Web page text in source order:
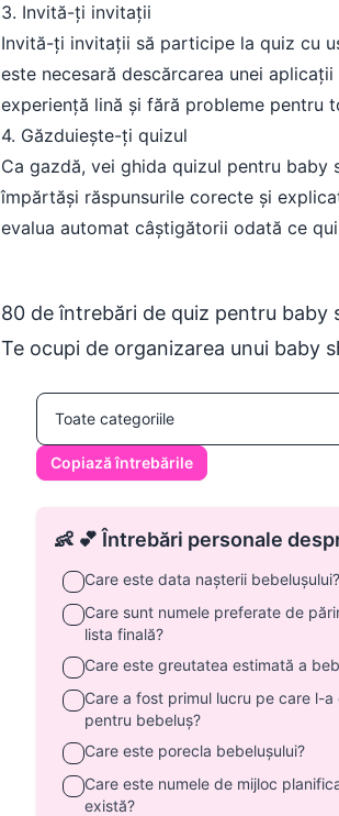
3. Invită-ți invitații
Invită-ți invitații să participe la quiz cu
este necesară descărcarea unei
experiență lină și fără probleme pentru
4. Găzduiește-ți quizul
Ca gazdă, vei ghida quizul pentru
împărtăși răspunsurile corecte și
evalua automat câștigătorii odată ce
80 de întrebări de quiz pentru baby
Te ocupi de organizarea unui baby
Copiază întrebările
👶 💕 Întrebări personale
Care este data nașterii bebelușului?
Care sunt numele preferate de
lista finală?
Care este greutatea estimată a
Care a fost primul lucru pe care l-
pentru bebeluș?
Care este porecla bebelușului?
Care este numele de mijloc
există?